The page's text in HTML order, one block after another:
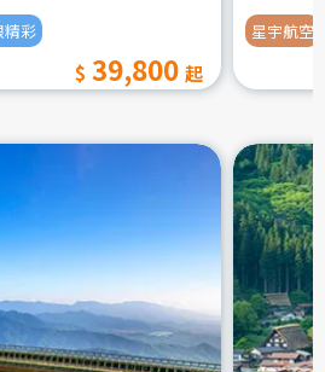
精彩
39,800
星宇航空